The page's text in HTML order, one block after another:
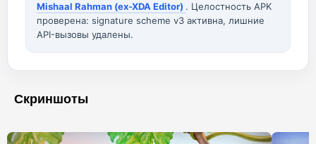
Mishaal Rahman (ex-XDA Editor) . Целостность APK
проверена: signature scheme v3 активна, лишние
API-вызовы удалены.
Скриншоты